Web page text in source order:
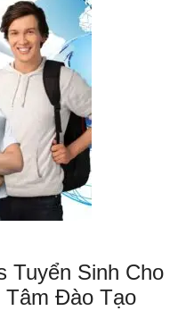
Tuyển Sinh Cho
Tâm Đào Tạo